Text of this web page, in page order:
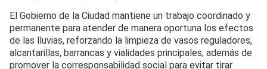
El Gobierno de la Ciudad mantiene un trabajo coordinado y
permanente para atender de manera oportuna los efectos
de las lluvias, reforzando la limpieza de vasos reguladores,
alcantarillas, barrancas y vialidades principales, además de
promover la corresponsabilidad social para evitar tirar